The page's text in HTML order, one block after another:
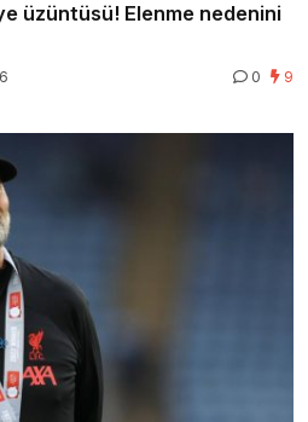
üzüntüsü! Elenme nedenini
0 9